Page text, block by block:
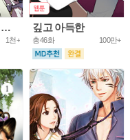
8서클 마법사의 환생
1천+
깊고 아득한
총46화 100만+